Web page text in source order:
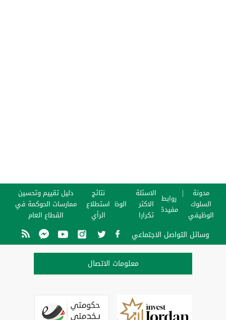
مدونة
السلوك
الوظيفي
روابط
مفيدة
الاسئلة
الاكثر
تكرارا
الوظائف
نتائج
استطلاع
الرأي
دليل تقييم وتحسين
ممارسات الحوكمة في
القطاع العام
وسائل التواصل الاجتماعي
معلومات الاتصال